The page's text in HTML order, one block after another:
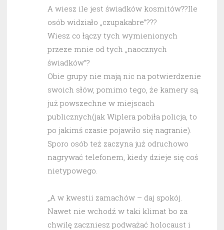
A wiesz ile jest świadków kosmitów??Ile
osób widziało „czupakabre”???
Wiesz co łączy tych wymienionych
przeze mnie od tych „naocznych
świadków”?
Obie grupy nie mają nic na potwierdzenie
swoich słów, pomimo tego, że kamery są
już powszechne w miejscach
publicznych(jak Wiplera pobiła policja, to
po jakimś czasie pojawiło się nagranie).
Sporo osób też zaczyna już odruchowo
nagrywać telefonem, kiedy dzieje się coś
nietypowego.
„A w kwestii zamachów – daj spokój.
Nawet nie wchodź w taki klimat bo za
chwilę zaczniesz podważać holocaust i